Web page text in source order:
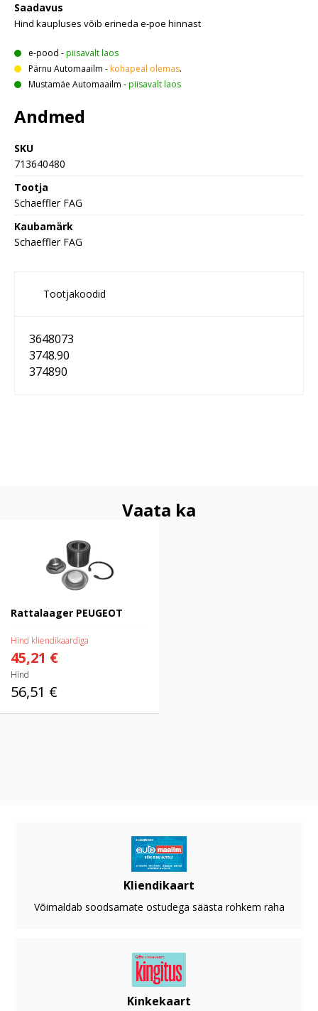
Saadavus
Hind kaupluses võib erineda e-poe hinnast
e-pood -piisavalt laos
Pärnu Automaailm - kohapeal olemas.
Mustamäe Automaailm -piisavalt laos
Andmed
SKU
713640480
Tootja
Schaeffler FAG
Kaubamärk
Schaeffler FAG
Tootjakoodid
3648073
3748.90
374890
Vaata ka
Rattalaager PEUGEOT
Hind kliendikaardiga
45,21 €
Hind
56,51 €
Kliendikaart
Võimaldab soodsamate ostudega säästa rohkem raha
Kinkekaart